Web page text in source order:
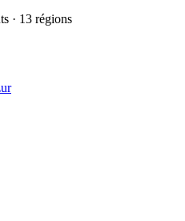
· 13 régions